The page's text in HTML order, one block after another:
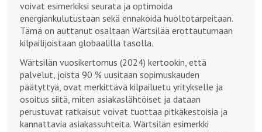
voivat esimerkiksi seurata ja optimoida
energiankulutustaan sekä ennakoida huoltotarpeitaan.
Tämä on auttanut osaltaan Wärtsilää erottautumaan
kilpailijoistaan globaalilla tasolla.
Wärtsilän vuosikertomus (2024) kertookin, että
palvelut, joista 90 % uusitaan sopimuskauden
päätyttyä, ovat merkittävä kilpailuetu yritykselle ja
osoitus siitä, miten asiakaslähtöiset ja dataan
perustuvat ratkaisut voivat tuottaa pitkäkestoisia ja
kannattavia asiakassuhteita. Wärtsilän esimerkki